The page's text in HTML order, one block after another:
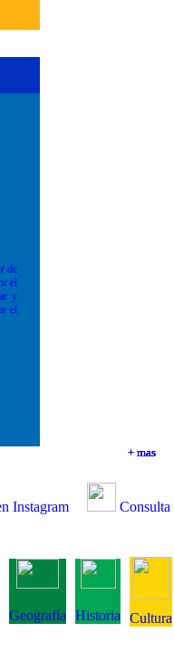
+ mas
+ mas
+ mas
de
el
y
el
+ mas
Instagram
Consulta
Geografía Historia Cultura